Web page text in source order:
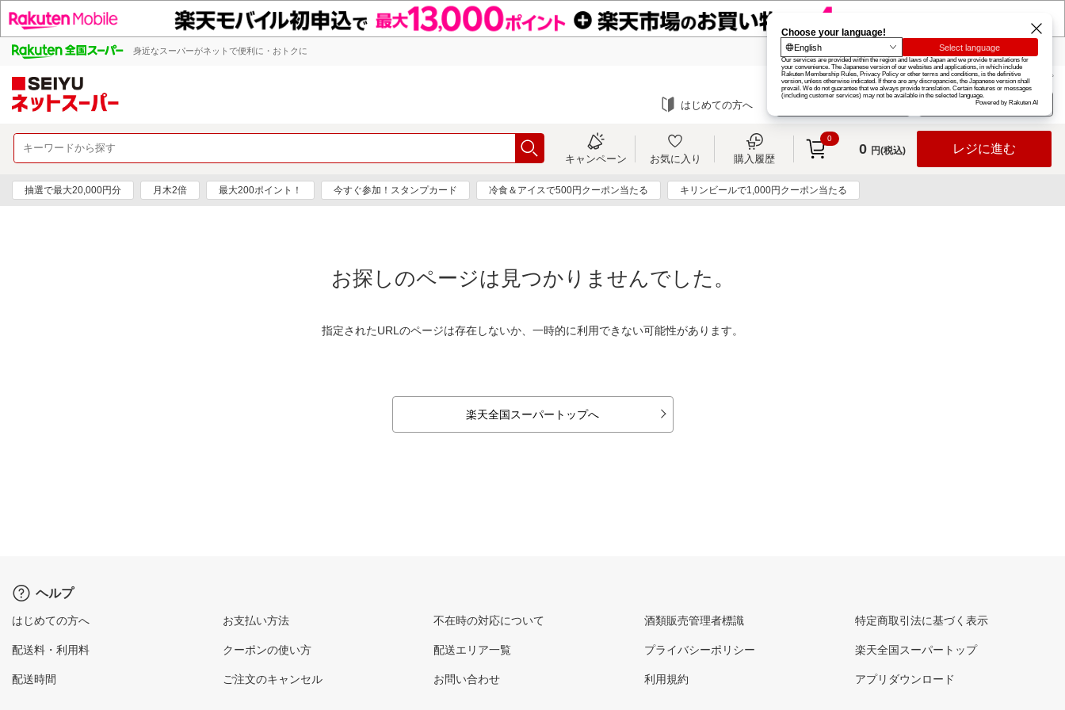
身近なスーパーがネットで便利に・おトクに 楽天グループ カード
お知らせ ヘルプ
はじめての方へ ログイン
キャンペーン お気に入り 購入履歴
0
0 円(税込) レジに進む
抽選で最大20,000円分 月木2倍 最大200ポイント！ 今すぐ参加！スタンプカード 冷食＆アイスで500円クーポン当たる キリンビールで1,000円クーポン当たる
お探しのページは見つかりませんでした。
指定されたURLのページは存在しないか、一時的に利用できない可能性があります。
楽天全国スーパートップへ
ヘルプ
はじめての方へ
配送料・利用料
配送時間
お支払い方法
クーポンの使い方
ご注文のキャンセル
不在時の対応について
配送エリア一覧
お問い合わせ
酒類販売管理者標識
プライバシーポリシー
利用規約
特定商取引法に基づく表示
楽天全国スーパートップ
アプリダウンロード